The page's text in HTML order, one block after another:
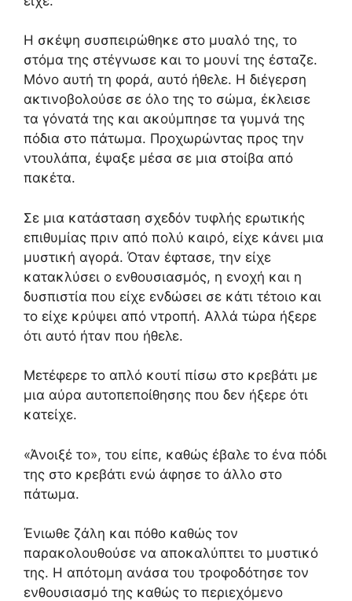
Η σκέψη συσπειρώθηκε στο μυαλό της, το
στόμα της στέγνωσε και το μουνί της έσταζε.
Μόνο αυτή τη φορά, αυτό ήθελε. Η διέγερση
ακτινοβολούσε σε όλο της το σώμα, έκλεισε
τα γόνατά της και ακούμπησε τα γυμνά της
πόδια στο πάτωμα. Προχωρώντας προς την
ντουλάπα, έψαξε μέσα σε μια στοίβα από
πακέτα.
Σε μια κατάσταση σχεδόν τυφλής ερωτικής
επιθυμίας πριν από πολύ καιρό, είχε κάνει μια
μυστική αγορά. Όταν έφτασε, την είχε
κατακλύσει ο ενθουσιασμός, η ενοχή και η
δυσπιστία που είχε ενδώσει σε κάτι τέτοιο και
το είχε κρύψει από ντροπή. Αλλά τώρα ήξερε
ότι αυτό ήταν που ήθελε.
Μετέφερε το απλό κουτί πίσω στο κρεβάτι με
μια αύρα αυτοπεποίθησης που δεν ήξερε ότι
κατείχε.
«Άνοιξέ το», του είπε, καθώς έβαλε το ένα πόδι
της στο κρεβάτι ενώ άφησε το άλλο στο
πάτωμα.
Ένιωθε ζάλη και πόθο καθώς τον
παρακολουθούσε να αποκαλύπτει το μυστικό
της. Η απότομη ανάσα του τροφοδότησε τον
ενθουσιασμό της καθώς το περιεχόμενο